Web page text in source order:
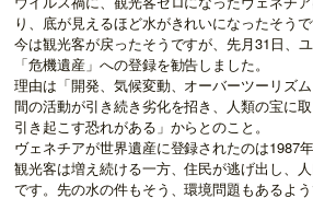
り、底が見えるほど水がきれいになったそうで
今は観光客が戻ったそうですが、先月31日、
「危機遺産」への登録を勧告しました。
理由は「開発、気候変動、オーバーツーリズ
間の活動が引き続き劣化を招き、人類の宝に
引き起こす恐れがある」からとのこと。
ヴェネチアが世界遺産に登録されたのは1987年
観光客は増え続ける一方、住民が逃げ出し、
です。先の水の件もそう、環境問題もあるよう